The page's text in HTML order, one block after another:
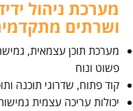
מערכת ניהול
ושרתים
מערכת תוכן עצמאית,
פשוט ונוח
קוד פתוח, שדרוגי תוכנה
יכולות עריכה עצמית